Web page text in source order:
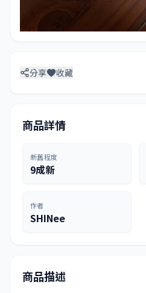
分享 收藏
商品詳情
新舊程度
9成新
作者
SHINee
商品描述